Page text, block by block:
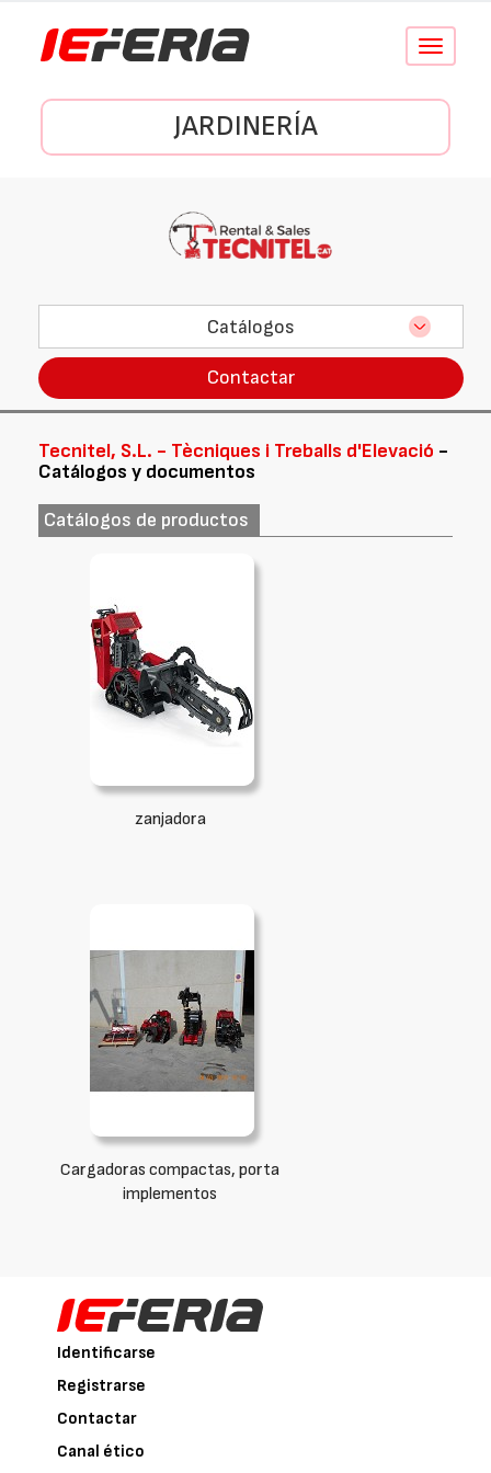
Conmutar
JARDINERÍA
Catálogos
Contactar
Tecnitel, S.L. - Tècniques i Treballs d'Elevació -
Catálogos y documentos
Catálogos de productos
zanjadora
Cargadoras compactas, porta
implementos
Identificarse
Registrarse
Contactar
Canal ético